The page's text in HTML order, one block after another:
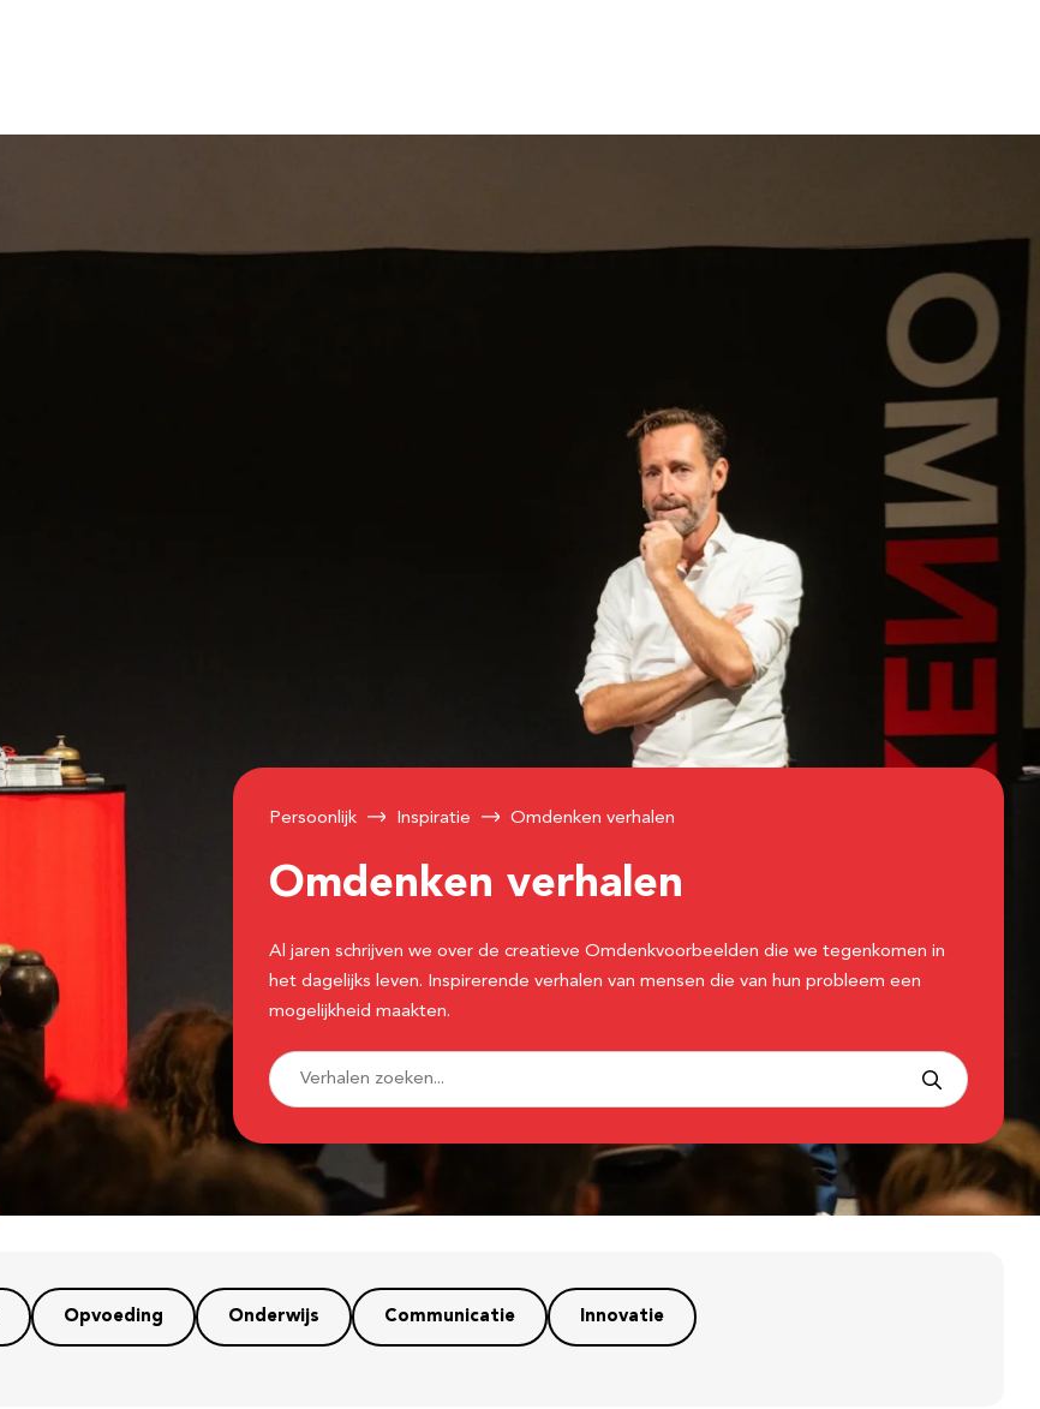
Persoonlijk Inspiratie Omdenken verhalen
Omdenken verhalen
Al jaren schrijven we over de creatieve Omdenkvoorbeelden die we tegenkomen in
het dagelijks leven. Inspirerende verhalen van mensen die van hun probleem een
mogelijkheid maakten.
Opvoeding Onderwijs Communicatie Innovatie